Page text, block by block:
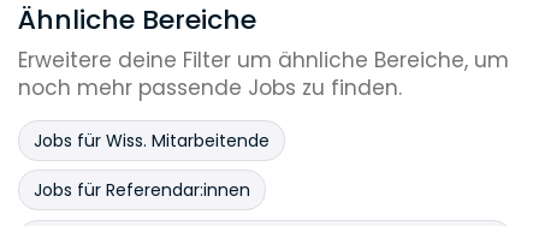
Ähnliche Bereiche
Erweitere deine Filter um ähnliche Bereiche, um
noch mehr passende Jobs zu finden.
Jobs für Wiss. Mitarbeitende
Jobs für Referendar:innen